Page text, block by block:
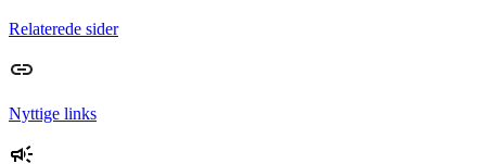
Relaterede sider
Nyttige links